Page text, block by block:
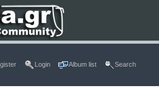
Login Album list Search